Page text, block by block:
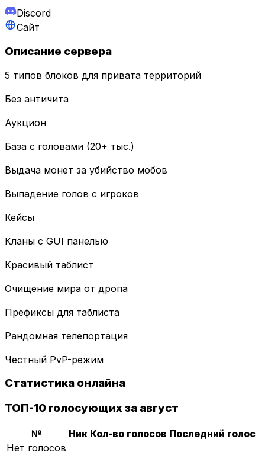
Discord
Сайт
Описание сервера
5 типов блоков для привата территорий
Без античита
Аукцион
База с головами (20+ тыс.)
Выдача монет за убийство мобов
Выпадение голов с игроков
Кейсы
Кланы с GUI панелью
Красивый таблист
Очищение мира от дропа
Префиксы для таблиста
Рандомная телепортация
Честный PvP-режим
Статистика онлайна
ТОП-10 голосующих за август
№ Ник Кол-во голосов Последний голос
Нет голосов